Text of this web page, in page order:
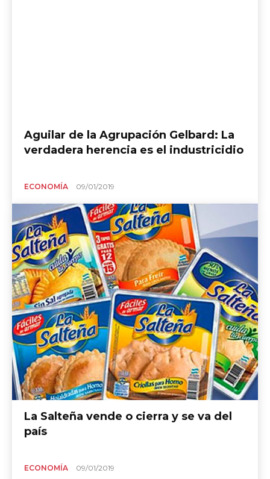
Aguilar de la Agrupación Gelbard: La
verdadera herencia es el industricidio
ECONOMÍA 09/01/2019
La Salteña vende o cierra y se va del
país
ECONOMÍA 09/01/2019